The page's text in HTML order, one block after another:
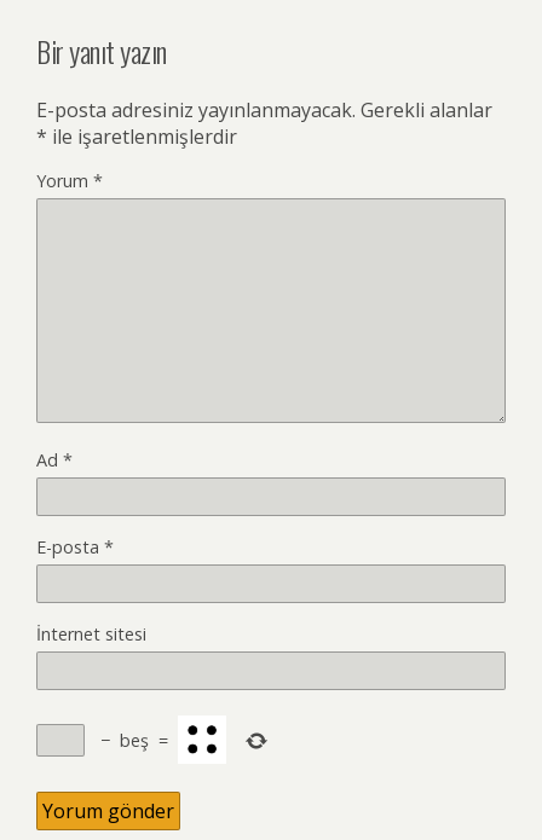
Bir yanıt yazın
E-posta adresiniz yayınlanmayacak. Gerekli alanlar
* ile işaretlenmişlerdir
Yorum *
Ad *
E-posta *
İnternet sitesi
− beş =